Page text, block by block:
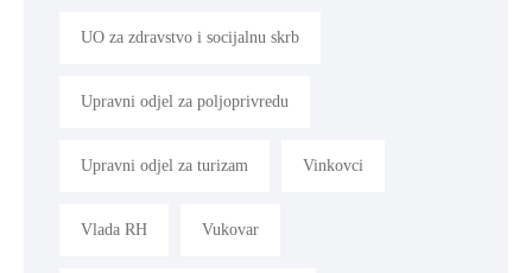
UO za zdravstvo i socijalnu skrb
Upravni odjel za poljoprivredu
Upravni odjel za turizam Vinkovci
Vlada RH Vukovar